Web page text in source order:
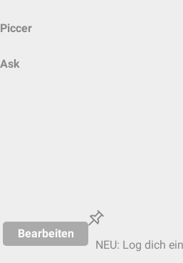
Piccer
Ask
Bearbeiten
NEU: Log dich